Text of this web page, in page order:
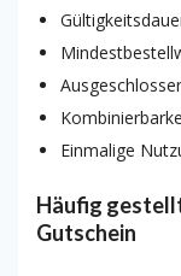
Einmalige
Häufig
Gutschein